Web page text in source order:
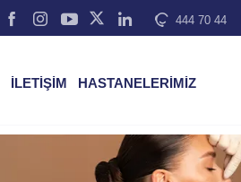
444 70 44
İLETİŞİM HASTANELERİMİZ